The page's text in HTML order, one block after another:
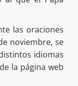
las oraciones
noviembre, se
idiomas
la página web